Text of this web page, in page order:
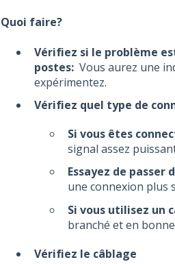
Quoi faire?
Vérifiez si le problème
postes: Vous aurez une
expérimentez.
Vérifiez quel type de
Si vous êtes
signal assez
Essayez de passer
une connexion plus
Si vous utilisez un
branché et en
Vérifiez le câblage